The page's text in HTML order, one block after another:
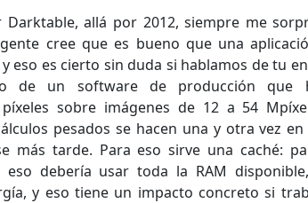
Darktable, allá por 2012, siempre me
cree que es bueno que una
eso es cierto sin duda si hablamos de tu
de un software de producción que
sobre imágenes de 12 a 54
pesados se hacen una y otra vez
más tarde. Para eso sirve una caché:
eso debería usar toda la RAM
y eso tiene un impacto concreto si